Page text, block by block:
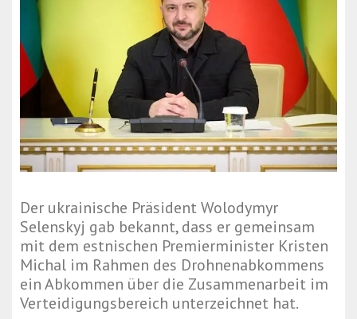
Der ukrainische Präsident Wolodymyr
Selenskyj gab bekannt, dass er gemeinsam
mit dem estnischen Premierminister Kristen
Michal im Rahmen des Drohnenabkommens
ein Abkommen über die Zusammenarbeit im
Verteidigungsbereich unterzeichnet hat.